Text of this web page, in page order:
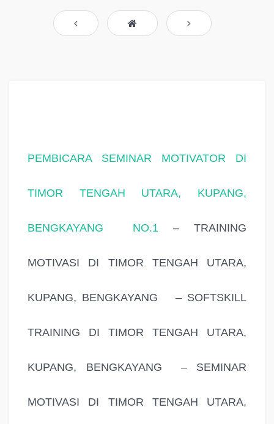
PEMBICARA SEMINAR MOTIVATOR DI
TIMOR TENGAH UTARA, KUPANG,
BENGKAYANG NO.1 – TRAINING
MOTIVASI DI TIMOR TENGAH UTARA,
KUPANG, BENGKAYANG – SOFTSKILL
TRAINING DI TIMOR TENGAH UTARA,
KUPANG, BENGKAYANG – SEMINAR
MOTIVASI DI TIMOR TENGAH UTARA,